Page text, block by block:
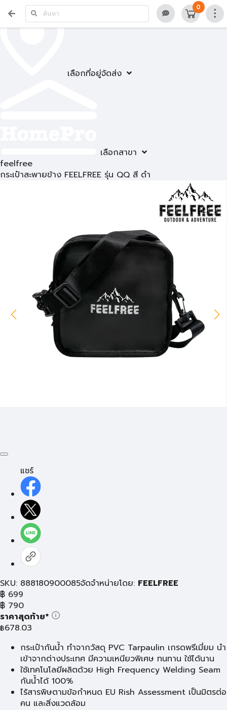
เลือกที่อยู่จัดส่ง
เลือกสาขา
0
feelfree
กระเป๋าสะพายข้าง FEELFREE รุ่น QQ สี ดำ
แชร์
SKU: 888180900085จัดจำหน่ายโดย: FEELFREE
฿ 699
฿ 790
ราคาสุดท้าย*
฿678.03
กระเป๋ากันน้ำ ทำจากวัสดุ PVC Tarpaulin เกรดพรีเมี่ยม นำ
เข้าจากต่างประเทศ มีความเหนียวพิเศษ ทนทาน ใช้ได้นาน
ใช้เทคโนโลยีผลิตด้วย High Frequency Welding Seam
กันน้ำได้ 100%
ไร้สารพิษตามข้อกำหนด EU Rish Assessment เป็นมิตรต่อ
คน และสิ่งแวดล้อม